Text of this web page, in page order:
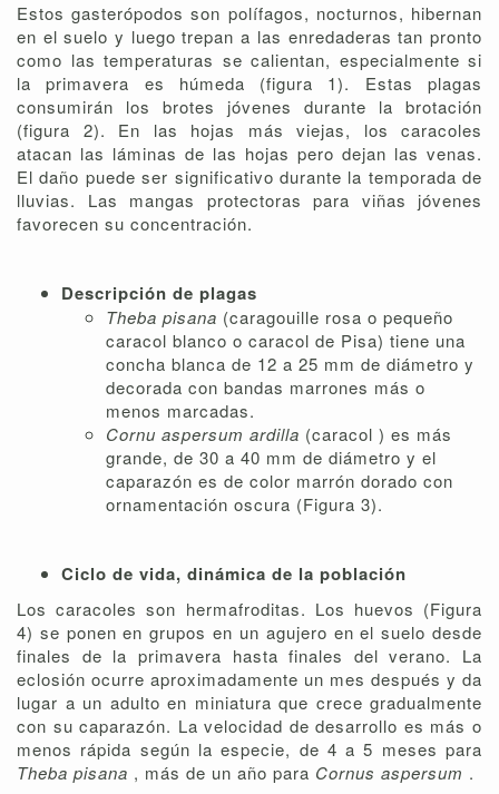
Estos gasterópodos son polífagos, nocturnos, hibernan
en el suelo y luego trepan a las enredaderas tan pronto
como las temperaturas se calientan, especialmente si
la primavera es húmeda (figura 1). Estas plagas
consumirán los brotes jóvenes durante la brotación
(figura 2). En las hojas más viejas, los caracoles
atacan las láminas de las hojas pero dejan las venas.
El daño puede ser significativo durante la temporada de
lluvias. Las mangas protectoras para viñas jóvenes
favorecen su concentración.
Descripción de plagas
Theba pisana (caragouille rosa o pequeño
caracol blanco o caracol de Pisa) tiene una
concha blanca de 12 a 25 mm de diámetro y
decorada con bandas marrones más o
menos marcadas.
Cornu aspersum ardilla (caracol ) es más
grande, de 30 a 40 mm de diámetro y el
caparazón es de color marrón dorado con
ornamentación oscura (Figura 3).
Ciclo de vida, dinámica de la población
Los caracoles son hermafroditas. Los huevos (Figura
4) se ponen en grupos en un agujero en el suelo desde
finales de la primavera hasta finales del verano. La
eclosión ocurre aproximadamente un mes después y da
lugar a un adulto en miniatura que crece gradualmente
con su caparazón. La velocidad de desarrollo es más o
menos rápida según la especie, de 4 a 5 meses para
Theba pisana , más de un año para Cornus aspersum .